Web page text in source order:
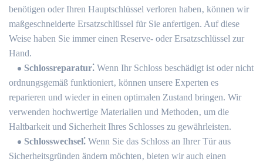
benötigen oder Ihren Hauptschlüssel verloren haben‚ können wir
maßgeschneiderte Ersatzschlüssel für Sie anfertigen.​ Auf diese
Weise haben Sie immer einen Reserve- oder Ersatzschlüssel zur
Hand.​
Schlossreparatur⁚ Wenn Ihr Schloss beschädigt ist oder nicht
ordnungsgemäß funktioniert‚ können unsere Experten es
reparieren und wieder in einen optimalen Zustand bringen.​ Wir
verwenden hochwertige Materialien und Methoden‚ um die
Haltbarkeit und Sicherheit Ihres Schlosses zu gewährleisten.​
Schlosswechsel⁚ Wenn Sie das Schloss an Ihrer Tür aus
Sicherheitsgründen ändern möchten‚ bieten wir auch einen